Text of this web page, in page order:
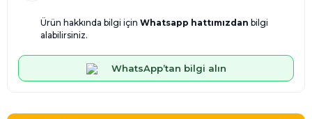
Ürün hakkında bilgi için Whatsapp hattımızdan bilgi
alabilirsiniz.
WhatsApp’tan bilgi alın